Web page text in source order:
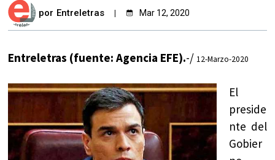
por Entreletras Mar 12, 2020
Entreletras (fuente: Agencia EFE).-/12-Marzo-2020
El
preside
nte del
Gobier